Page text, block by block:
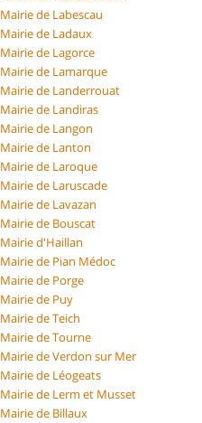
Mairie de Labescau
Mairie de Ladaux
Mairie de Lagorce
Mairie de Lamarque
Mairie de Landerrouat
Mairie de Landiras
Mairie de Langon
Mairie de Lanton
Mairie de Laroque
Mairie de Laruscade
Mairie de Lavazan
Mairie de Bouscat
Mairie d'Haillan
Mairie de Pian Médoc
Mairie de Porge
Mairie de Puy
Mairie de Teich
Mairie de Tourne
Mairie de Verdon sur Mer
Mairie de Léogeats
Mairie de Lerm et Musset
Mairie de Billaux